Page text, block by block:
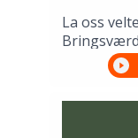
La oss
dystopisk
håp. Lån
Ellen